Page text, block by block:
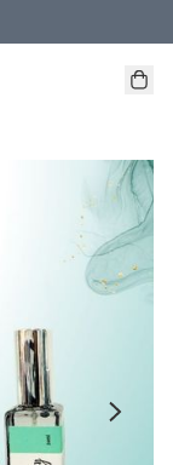
8折】
折/3件85折】
或以上8折】
户資料填上生日日期啦 !